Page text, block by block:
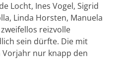
Locht, Ines Vogel, Sigrid
Linda Horsten, Manuela
reizvolle
sein dürfte. Die mit
Vorjahr nur knapp den